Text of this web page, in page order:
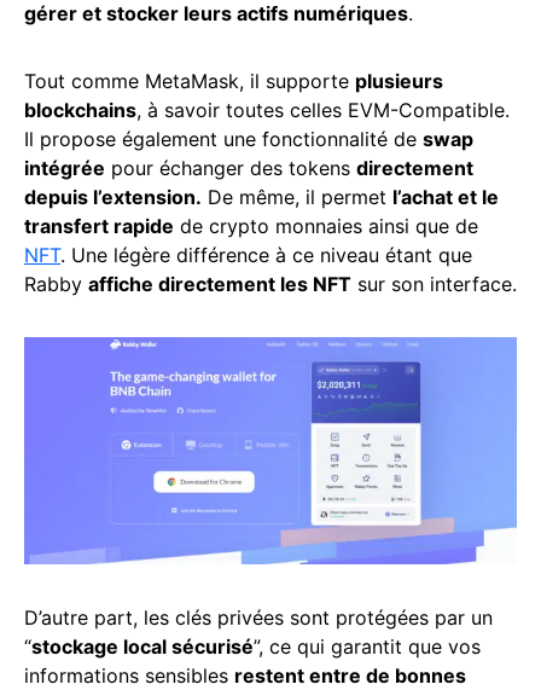
gérer et stocker leurs actifs numériques.
Tout comme MetaMask, il supporte plusieurs
blockchains, à savoir toutes celles EVM-Compatible.
Il propose également une fonctionnalité de swap
intégrée pour échanger des tokens directement
depuis l’extension. De même, il permet l’achat et le
transfert rapide de crypto monnaies ainsi que de
NFT. Une légère différence à ce niveau étant que
Rabby affiche directement les NFT sur son interface.
D’autre part, les clés privées sont protégées par un
“stockage local sécurisé”, ce qui garantit que vos
informations sensibles restent entre de bonnes